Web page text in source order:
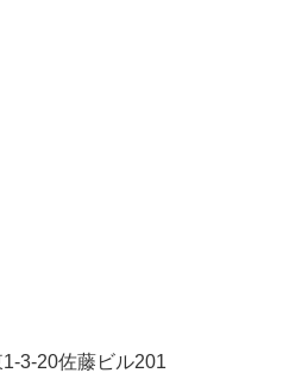
3-20佐藤ビル201